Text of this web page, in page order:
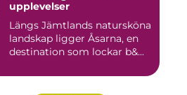
upplevelser
Längs Jämtlands natursköna
landskap ligger Åsarna, en
destination som lockar b&...